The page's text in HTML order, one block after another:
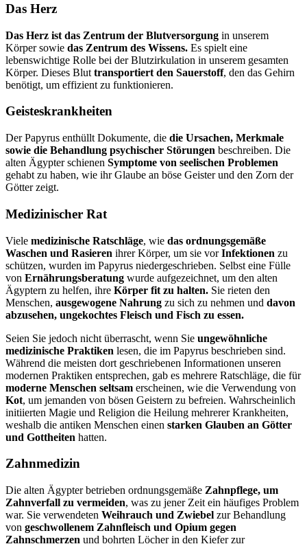
Das Herz
Das Herz ist das Zentrum der Blutversorgung in unserem
Körper sowie das Zentrum des Wissens. Es spielt eine
lebenswichtige Rolle bei der Blutzirkulation in unserem gesamten
Körper. Dieses Blut transportiert den Sauerstoff, den das Gehirn
benötigt, um effizient zu funktionieren.
Geisteskrankheiten
Der Papyrus enthüllt Dokumente, die die Ursachen, Merkmale
sowie die Behandlung psychischer Störungen beschreiben. Die
alten Ägypter schienen Symptome von seelischen Problemen
gehabt zu haben, wie ihr Glaube an böse Geister und den Zorn der
Götter zeigt.
Medizinischer Rat
Viele medizinische Ratschläge, wie das ordnungsgemäße
Waschen und Rasieren ihrer Körper, um sie vorInfektionen zu
schützen, wurden im Papyrus niedergeschrieben. Selbst eine Fülle
von Ernährungsberatung wurde aufgezeichnet, um den alten
Ägyptern zu helfen, ihre Körper fit zu halten. Sie rieten den
Menschen, ausgewogene Nahrung zu sich zu nehmen und davon
abzusehen, ungekochtes Fleisch und Fisch zu essen.
Seien Sie jedoch nicht überrascht, wenn Sie ungewöhnliche
medizinische Praktiken lesen, die im Papyrus beschrieben sind.
Während die meisten dort geschriebenen Informationen unseren
modernen Praktiken entsprechen, gab es mehrere Ratschläge, die für
moderne Menschen seltsam erscheinen, wie die Verwendung von
Kot, um jemanden von bösen Geistern zu befreien. Wahrscheinlich
initiierten Magie und Religion die Heilung mehrerer Krankheiten,
weshalb die antiken Menschen einen starken Glauben an Götter
und Gottheiten hatten.
Zahnmedizin
Die alten Ägypter betrieben ordnungsgemäße Zahnpflege, um
Zahnverfall zu vermeiden, was zu jener Zeit ein häufiges Problem
war. Sie verwendeten Weihrauch und Zwiebel zur Behandlung
von geschwollenem Zahnfleisch und Opium gegen
Zahnschmerzen und bohrten Löcher in den Kiefer zur